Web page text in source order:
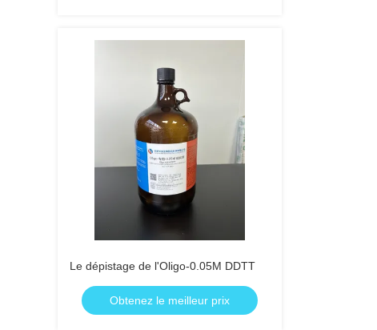
Le dépistage de l'Oligo-0.05M DDTT
Obtenez le meilleur prix